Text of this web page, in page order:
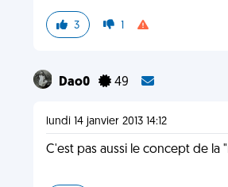
3 1
Dao0 49
lundi 14 janvier 2013 14:12
C'est pas aussi le concept de la